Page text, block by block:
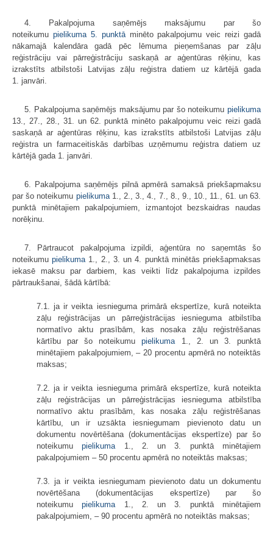
4. Pakalpojuma saņēmējs maksājumu par šo
noteikumu pielikuma 5. punktāminēto pakalpojumu veic reizi gadā
nākamajā kalendāra gadā pēc lēmuma pieņemšanas par zāļu
reģistrāciju vai pārreģistrāciju saskaņā ar aģentūras rēķinu, kas
izrakstīts atbilstoši Latvijas zāļu reģistra datiem uz kārtējā gada
1. janvāri.
5. Pakalpojuma saņēmējs maksājumu par šo noteikumu pielikuma
13., 27., 28., 31. un 62. punktā minēto pakalpojumu veic reizi gadā
saskaņā ar aģentūras rēķinu, kas izrakstīts atbilstoši Latvijas zāļu
reģistra un farmaceitiskās darbības uzņēmumu reģistra datiem uz
kārtējā gada 1. janvāri.
6. Pakalpojuma saņēmējs pilnā apmērā samaksā priekšapmaksu
par šo noteikumu pielikuma1., 2., 3., 4., 7., 8., 9., 10., 11., 61. un 63.
punktā minētajiem pakalpojumiem, izmantojot bezskaidras naudas
norēķinu.
7. Pārtraucot pakalpojuma izpildi, aģentūra no saņemtās šo
noteikumupielikuma 1., 2., 3. un 4. punktā minētās priekšapmaksas
iekasē maksu par darbiem, kas veikti līdz pakalpojuma izpildes
pārtraukšanai, šādā kārtībā:
7.1. ja ir veikta iesnieguma primārā ekspertīze, kurā noteikta
zāļu reģistrācijas un pārreģistrācijas iesnieguma atbilstība
normatīvo aktu prasībām, kas nosaka zāļu reģistrēšanas
kārtību par šo noteikumupielikuma 1., 2. un 3. punktā
minētajiem pakalpojumiem, – 20 procentu apmērā no noteiktās
maksas;
7.2. ja ir veikta iesnieguma primārā ekspertīze, kurā noteikta
zāļu reģistrācijas un pārreģistrācijas iesnieguma atbilstība
normatīvo aktu prasībām, kas nosaka zāļu reģistrēšanas
kārtību, un ir uzsākta iesniegumam pievienoto datu un
dokumentu novērtēšana (dokumentācijas ekspertīze) par šo
noteikumupielikuma 1., 2. un 3. punktā minētajiem
pakalpojumiem – 50 procentu apmērā no noteiktās maksas;
7.3. ja ir veikta iesniegumam pievienoto datu un dokumentu
novērtēšana (dokumentācijas ekspertīze) par šo
noteikumupielikuma 1., 2. un 3. punktā minētajiem
pakalpojumiem, – 90 procentu apmērā no noteiktās maksas;